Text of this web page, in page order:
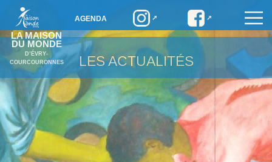
LA MAISON
DU MONDE
D’ÉVRY-
COURCOURONNES
AGENDA
LES ACTUALITÉS